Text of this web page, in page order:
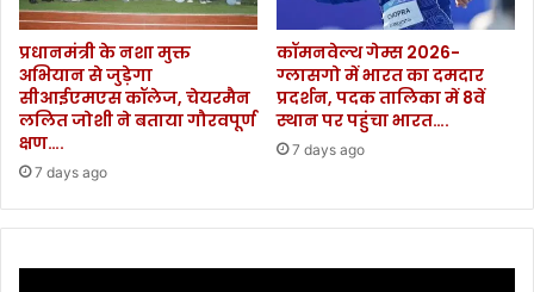
या
शु
रू
.
.
.
प्रधानमंत्री के नशा मुक्त
अभियान से जुड़ेगा
सीआईएमएस कॉलेज, चेयरमैन
ललित जोशी ने बताया गौरवपूर्ण
क्षण….
7 days ago
कॉमनवेल्थ गेम्स 2026-
ग्लासगो में भारत का दमदार
प्रदर्शन, पदक तालिका में 8वें
स्थान पर पहुंचा भारत….
7 days ago